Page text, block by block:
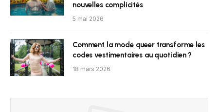
nouvelles complicités
5 mai 2026
Comment la mode queer transforme les
codes vestimentaires au quotidien ?
18 mars 2026